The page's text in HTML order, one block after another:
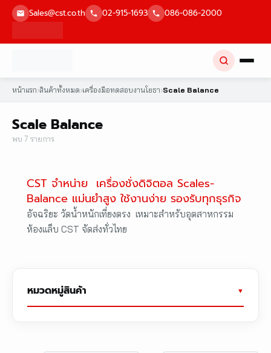
Skip
Sales@cst.co.th 02-915-1693 086-086-2000
หน้าแรก›สินค้าทั้งหมด›เครื่องมือทดสอบงานโยธา›Scale Balance
Scale Balance
พบ 7 รายการ
CST จำหน่าย เครื่องชั่งดิจิตอล Scales-
Balance แม่นยำสูง ใช้งานง่าย รองรับทุกธุรกิจ
อัจฉริยะ วัดน้ำหนักเที่ยงตรง เหมาะสำหรับอุตสาหกรรม
ห้องแล็บ CST จัดส่งทั่วไทย
หมวดหมู่สินค้า